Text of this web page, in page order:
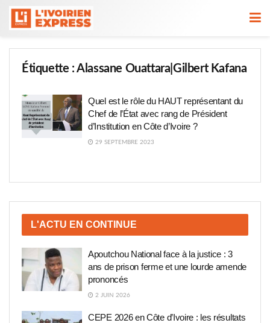
Étiquette :Alassane Ouattara|Gilbert Kafana
Quel est le rôle du HAUT représentant du
Chef de l’État avec rang de Président
d’Institution en Côte d’Ivoire ?
29 SEPTEMBRE 2023
L'ACTU EN CONTINUE
Apoutchou National face à la justice : 3
ans de prison ferme et une lourde amende
prononcés
2 JUIN 2026
CEPE 2026 en Côte d’Ivoire : les résultats